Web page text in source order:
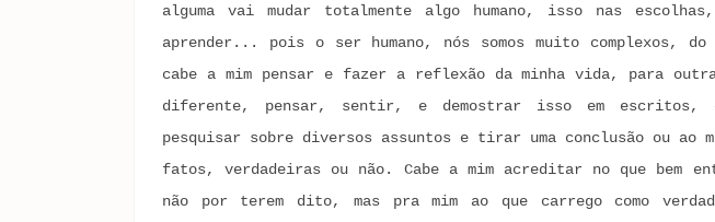
alguma vai mudar totalmente algo humano, isso nas
aprender... pois o ser humano, nós somos muito complexos, do
cabe a mim pensar e fazer a reflexão da minha vida, para
diferente, pensar, sentir, e demostrar isso em escritos,
pesquisar sobre diversos assuntos e tirar uma conclusão ou ao
fatos, verdadeiras ou não. Cabe a mim acreditar no que bem
não por terem dito, mas pra mim ao que carrego como